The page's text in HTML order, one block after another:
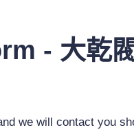
- 大乾
we will contact you